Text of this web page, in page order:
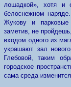
лошадкой», хотя и
белоснежном
Жукову и
заметив, не
входом одного из
украшают зал
Глебовой, таким
городское
сама среда